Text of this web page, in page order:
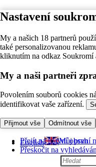
Nastavení
My a našich 18 partnerů
také personalizovanou
kliknutím na odkaz Soukromí
My a naši partneři
Povolením souborů cookies
identifikovat vaše zařízení.
Přijmout vše Odmítnout vše
Přejít na hlavní obsah
Přeskočit na
English Můj první